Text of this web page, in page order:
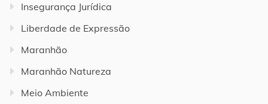
Insegurança Jurídica
Liberdade de Expressão
Maranhão
Maranhão Natureza
Meio Ambiente